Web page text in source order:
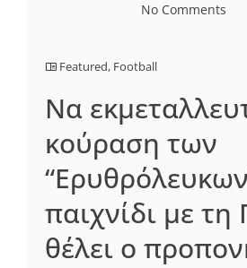
No Comments
Featured, Football
Να
κούραση των
παιχνίδι με τη
θέλει ο